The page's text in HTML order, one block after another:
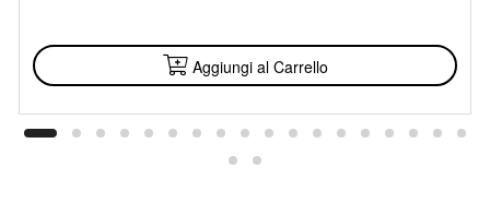
Aggiungi al Carrello